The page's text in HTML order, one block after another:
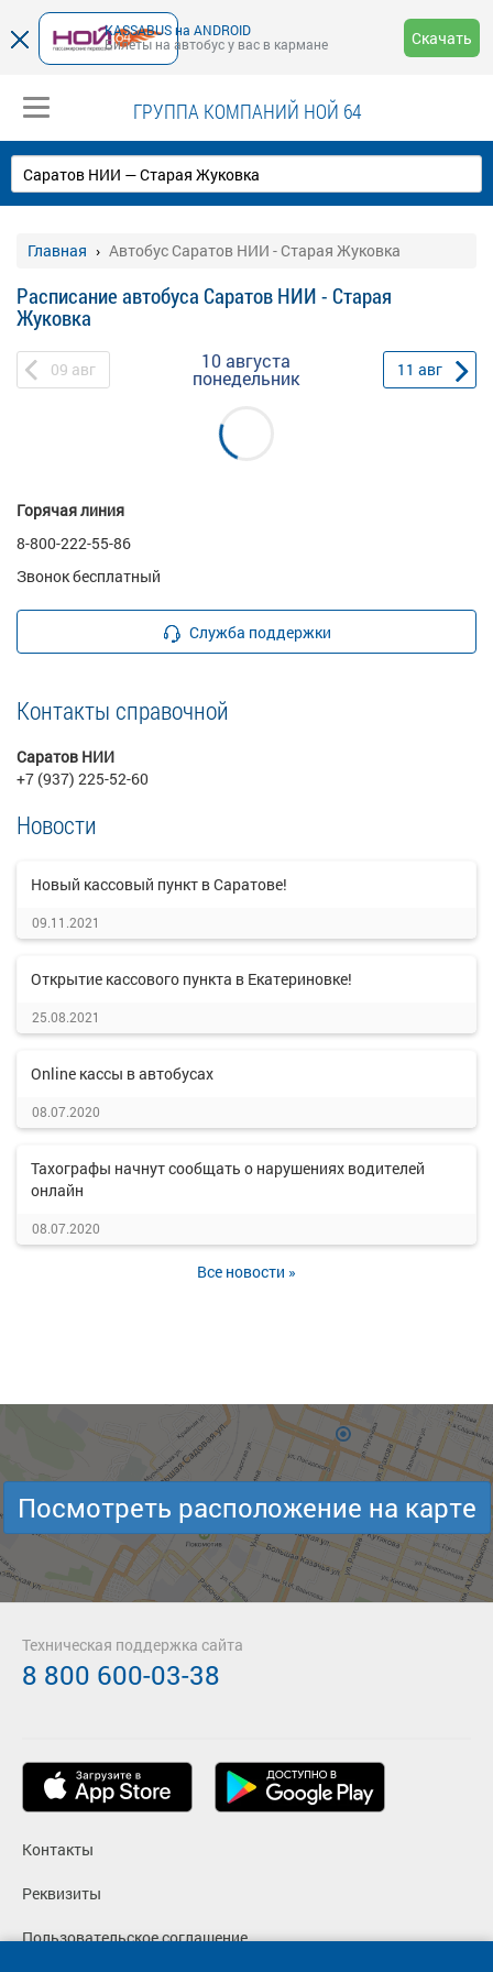
KASSABUS на ANDROID
Билеты на автобус у вас в кармане
Скачать
ГРУППА КОМПАНИЙ НОЙ 64
Главная Автобус Саратов НИИ - Старая Жуковка
Расписание автобуса Саратов НИИ - Старая
Жуковка
09 авг 10 августа
понедельник 11 авг
Горячая линия
8-800-222-55-86
Звонок бесплатный
Служба поддержки
Контакты справочной
Саратов НИИ
+7 (937) 225-52-60
Новости
Новый кассовый пункт в Саратове!
09.11.2021
Открытие кассового пункта в Екатериновке!
25.08.2021
Online кассы в автобусах
08.07.2020
Тахографы начнут сообщать о нарушениях водителей
онлайн
08.07.2020
Все новости »
Посмотреть расположение на карте
Контакты
Реквизиты
Пользовательское соглашение
Техническая поддержка сайта
8 800 600-03-38